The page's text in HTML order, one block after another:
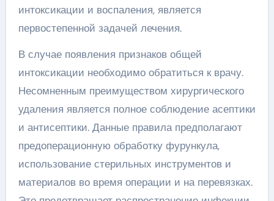
интоксикации и воспаления, является
первостепенной задачей лечения.
В случае появления признаков общей
интоксикации необходимо обратиться к врачу.
Несомненным преимуществом хирургического
удаления является полное соблюдение асептики
и антисептики. Данные правила предполагают
предоперационную обработку фурункула,
использование стерильных инструментов и
материалов во время операции и на перевязках.